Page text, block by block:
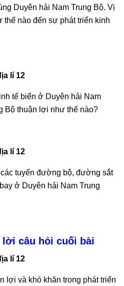
Duyên hải Nam Trung Bộ. Vị
nào đến sự phát triển kinh
lí 12
tế biển ở Duyên hải Nam
Bộ thuận lợi như thế nào?
lí 12
tuyến đường bộ, đường sắt
ở Duyên hải Nam Trung
câu hỏi cuối bài
lí 12
lợi và khó khăn trong phát triển